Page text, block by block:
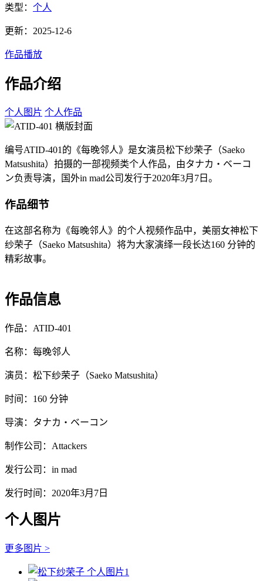
类型： 个人
更新：2025-12-6
作品播放
作品介绍
个人图片 个人作品
编号ATID-401的《每晚邻人》是女演员松下纱荣子（Saeko
Matsushita）拍摄的一部视频类个人作品，由タナカ・ベーコ
ン负责导演，国外in mad公司发行于2020年3月7日。
作品细节
在这部名称为《每晚邻人》的个人视频作品中，美丽女神松下
纱荣子（Saeko Matsushita）将为大家演绎一段长达160 分钟的
精彩故事。
作品信息
作品：ATID-401
名称：每晚邻人
演员：松下纱荣子（Saeko Matsushita）
时间：160 分钟
导演：タナカ・ベーコン
制作公司：Attackers
发行公司：in mad
发行时间：2020年3月7日
个人图片
更多图片 >